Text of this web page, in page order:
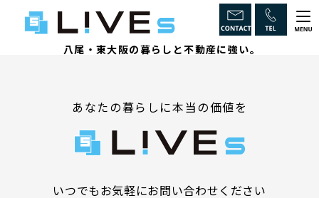
八尾・東大阪の暮らしと不動産に強い。
LiVEsの強み
インスペクションとは
不動産のからくり
あなたの暮らしに本当の価値を
いつでもお気軽にお問い合わせください